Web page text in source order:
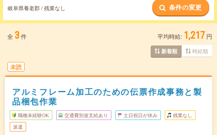
岐阜県養老郡 / 残業なし 条件の変更
全 3件 平均時給: 1,217 円
新着順 時給順
未読
アルミフレーム加工のための伝票作成事務と製
品梱包作業
職種未経験OK 交通費別途支給あり 土日祝日が休み 残業なし
派遣